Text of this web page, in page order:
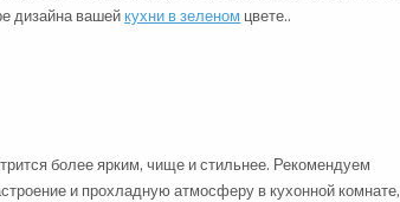
дизайна вашейкухни в зеленом цвете..
более ярким, чище и стильнее. Рекомендуем
и прохладную атмосферу в кухонной комнате,